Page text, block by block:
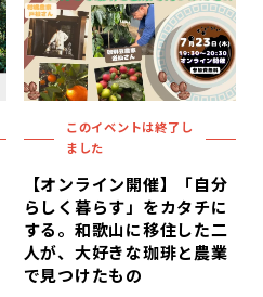
このイベントは終了し
ました
【オンライン開催】「自分
らしく暮らす」をカタチに
する。和歌山に移住した二
人が、大好きな珈琲と農業
で見つけたもの